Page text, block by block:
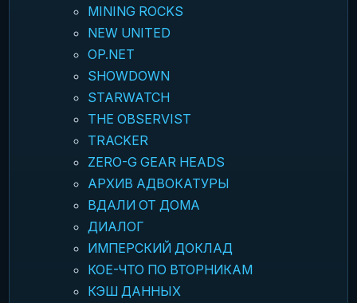
MINING ROCKS
NEW UNITED
OP.NET
SHOWDOWN
STARWATCH
THE OBSERVIST
TRACKER
ZERO-G GEAR HEADS
АРХИВ АДВОКАТУРЫ
ВДАЛИ ОТ ДОМА
ДИАЛОГ
ИМПЕРСКИЙ ДОКЛАД
КОЕ-ЧТО ПО ВТОРНИКАМ
КЭШ ДАННЫХ